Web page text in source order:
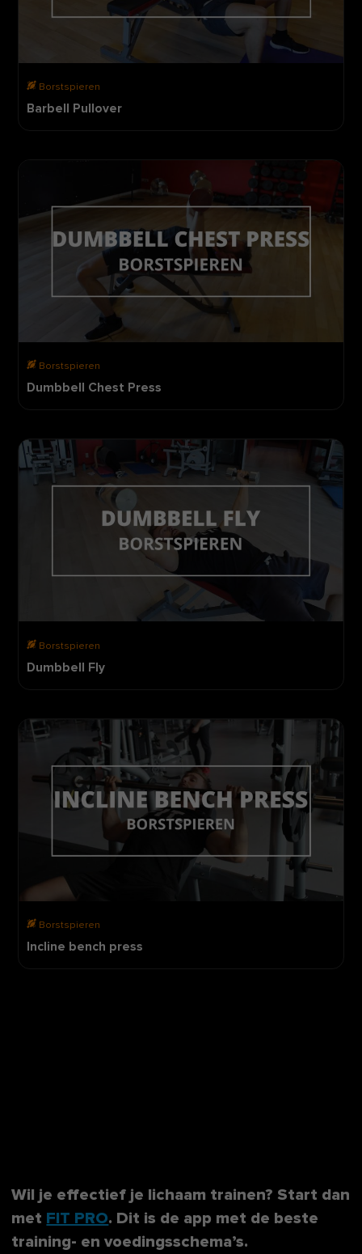
Borstspieren
Barbell Pullover
Borstspieren
Dumbbell Chest Press
Borstspieren
Dumbbell Fly
Borstspieren
Incline bench press
Wil je effectief je lichaam trainen? Start dan
met FIT PRO. Dit is de app met de beste
training- en voedingsschema’s.